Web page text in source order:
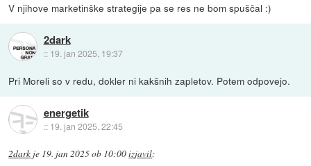
V njihove marketinške strategije pa se res ne bom spuščal :)
2dark
:: 19. jan 2025, 19:37
Pri Moreli so v redu, dokler ni kakšnih zapletov. Potem odpovejo.
energetik
:: 19. jan 2025, 22:45
2dark je 19. jan 2025 ob 10:00izjavil: